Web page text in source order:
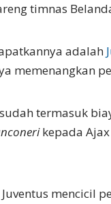
timnas
adalah
memenangkan
termasuk
kepada
mencicil